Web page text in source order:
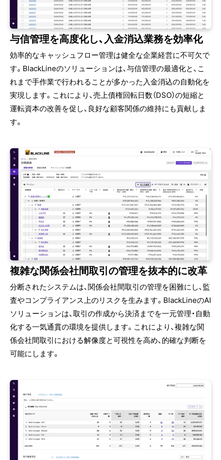
与信管理を高度化し、入金消込業務を効率化
効率的なキャッシュフロー管理は健全な企業経営に不可欠で
す。BlackLineのソリューションは、与信管理の最適化と、こ
れまで手作業で行われることが多かった入金消込の自動化を
実現します。これにより、売上債権回転日数（DSO）の短縮と
運転資本の改善を促し、良好な顧客関係の維持にも貢献しま
す。
複雑な関係会社間取引の管理を抜本的に改革
分断されたシステムは、関係会社間取引の管理を困難にし、監
査やコンプライアンス上のリスクを生みます。BlackLineのAI
ソリューションは、取引の作成から決済までを一元管理・自動
化する一気通貫の環境を提供します。これにより、複雑な関
係会社間取引における解像度と可視性を高め、的確な判断を
可能にします。